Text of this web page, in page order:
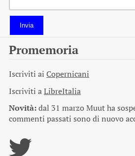
Invia
Promemoria
Iscriviti ai Copernicani
Iscriviti aLibreItalia
Novità:dal 31 marzo Muut ha
commenti passati sono di nuovo